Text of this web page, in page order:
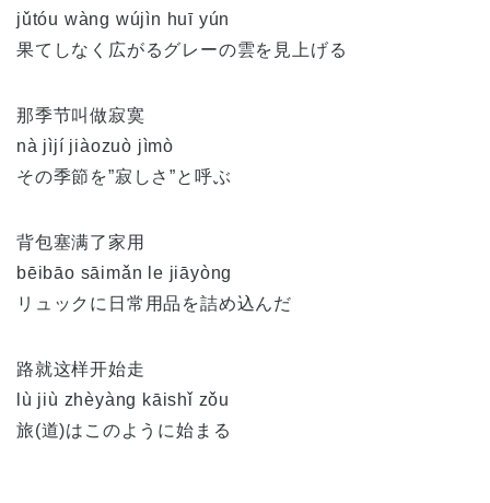
jǔtóu wàng wújìn huī yún
果てしなく広がるグレーの雲を見上げる
那季节叫做寂寞
nà jìjí jiàozuò jìmò
その季節を”寂しさ”と呼ぶ
背包塞满了家用
bēibāo sāimǎn le jiāyòng
リュックに日常用品を詰め込んだ
路就这样开始走
lù jiù zhèyàng kāishǐ zǒu
旅(道)はこのように始まる